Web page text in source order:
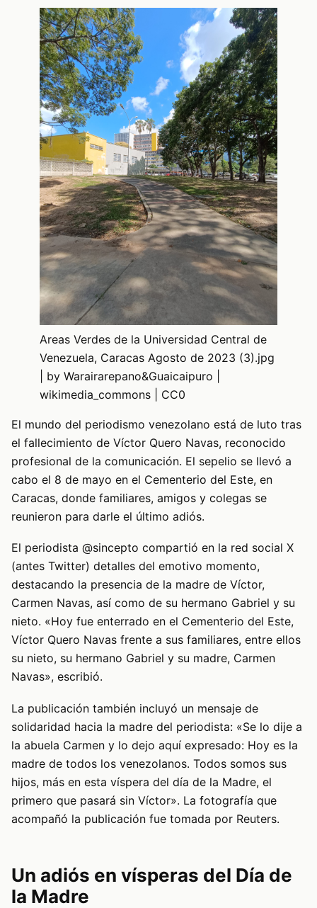
Areas Verdes de la Universidad Central de
Venezuela, Caracas Agosto de 2023 (3).jpg
| by Warairarepano&Guaicaipuro |
wikimedia_commons | CC0
El mundo del periodismo venezolano está de luto tras
el fallecimiento de Víctor Quero Navas, reconocido
profesional de la comunicación. El sepelio se llevó a
cabo el 8 de mayo en el Cementerio del Este, en
Caracas, donde familiares, amigos y colegas se
reunieron para darle el último adiós.
El periodista @sincepto compartió en la red social X
(antes Twitter) detalles del emotivo momento,
destacando la presencia de la madre de Víctor,
Carmen Navas, así como de su hermano Gabriel y su
nieto. «Hoy fue enterrado en el Cementerio del Este,
Víctor Quero Navas frente a sus familiares, entre ellos
su nieto, su hermano Gabriel y su madre, Carmen
Navas», escribió.
La publicación también incluyó un mensaje de
solidaridad hacia la madre del periodista: «Se lo dije a
la abuela Carmen y lo dejo aquí expresado: Hoy es la
madre de todos los venezolanos. Todos somos sus
hijos, más en esta víspera del día de la Madre, el
primero que pasará sin Víctor». La fotografía que
acompañó la publicación fue tomada por Reuters.
Un adiós en vísperas del Día de
la Madre